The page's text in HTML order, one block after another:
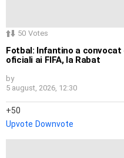
50 Votes
Fotbal: Infantino a
oficiali ai FIFA, la Rabat
by
5 august, 2026, 12:30
50
Upvote Downvote